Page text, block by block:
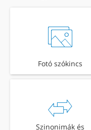
Fotó szókincs
Szinonimák és